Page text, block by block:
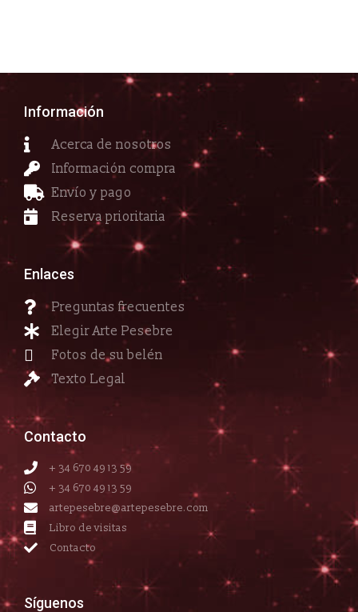
Información
Acerca de nosotros
Información compra
Envío y pago
Reserva prioritaria
Enlaces
Preguntas frecuentes
Elegir Arte Pesebre
Fotos de su belén
Texto Legal
Contacto
+ 34 670 49 13 59
+ 34 670 49 13 59
artepesebre@artepesebre.com
Libro de visitas
Contacto
Síguenos